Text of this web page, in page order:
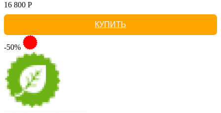
16 800 Р
КУПИТЬ
-50%